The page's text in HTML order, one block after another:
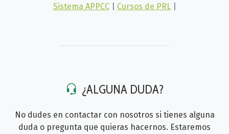
Sistema APPCC
Cursos de PRL
¿ALGUNA DUDA?
No dudes en contactar con nosotros si tienes alguna
duda o pregunta que quieras hacernos. Estaremos